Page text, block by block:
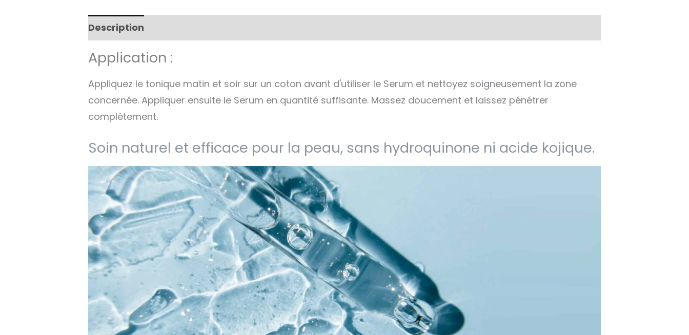
Description
Application :
Appliquez le tonique matin et soir sur un coton avant d'utiliser le Serum et nettoyez soigneusement la zone
concernée. Appliquer ensuite le Serum en quantité suffisante. Massez doucement et laissez pénétrer
complètement.
Soin naturel et efficace pour la peau, sans hydroquinone ni acide kojique.